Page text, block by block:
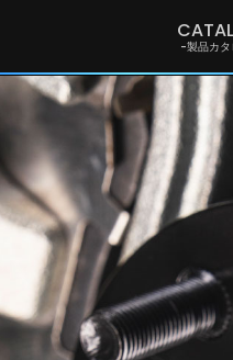
-製品カ